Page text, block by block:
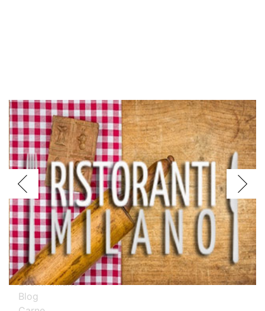
Argentini Brasiliani Cinesi
Giapponesi Spagnoli Thailandesi
Calabresi Campani Emiliani Liguri
Milanesi Piemontesi Pugliesi Romani
Toscani
Prova i nostri migliori ristoranti specializzati
Eventi Milano
Blog